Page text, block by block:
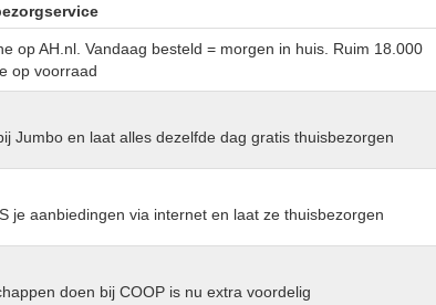
op AH.nl. Vandaag besteld = morgen in huis. Ruim 18.000
op voorraad
Jumbo en laat alles dezelfde dag gratis thuisbezorgen
je aanbiedingen via internet en laat ze thuisbezorgen
doen bij COOP is nu extra voordelig